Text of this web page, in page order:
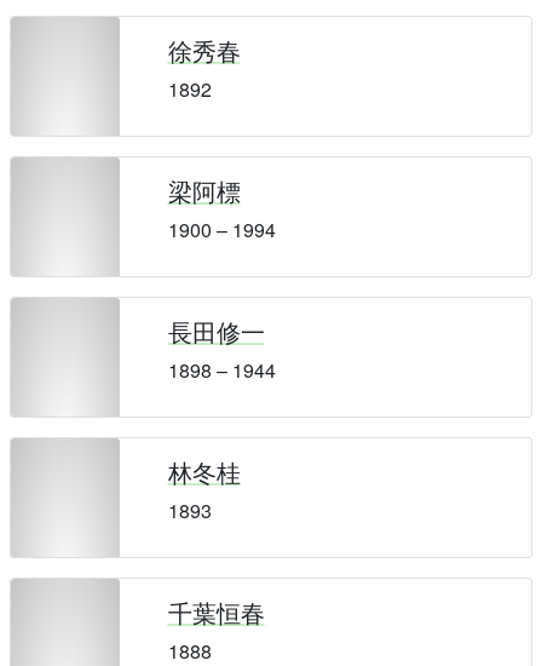
徐秀春
1892
梁阿標
1900 – 1994
長田修一
1898 – 1944
林冬桂
1893
千葉恒春
1888